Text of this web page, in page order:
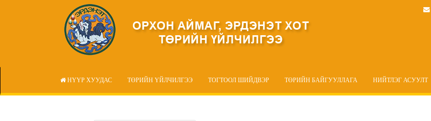
НҮҮР ХУУДАС ТӨРИЙН ҮЙЛЧИЛГЭЭ ТОГТООЛ ШИЙДВЭР ТӨРИЙН БАЙГУУЛЛАГА НИЙТЛЭГ АСУУЛТ